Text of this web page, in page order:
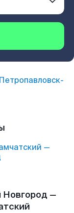
Петропавловск-
—
—